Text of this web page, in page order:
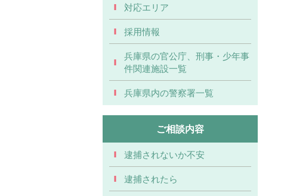
対応エリア
採用情報
兵庫県の官公庁、刑事・少年事
件関連施設一覧
兵庫県内の警察署一覧
ご相談内容
逮捕されないか不安
逮捕されたら